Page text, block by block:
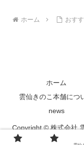
ホーム おす
ホーム
雲仙きのこ本舗につ
news
Copyright © 株式会社